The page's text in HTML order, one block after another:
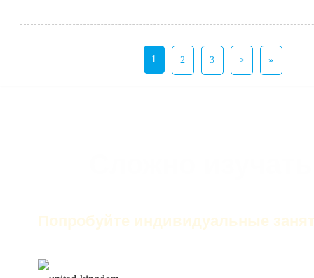
1 2 3 > »
Попробуйте индивидуальные